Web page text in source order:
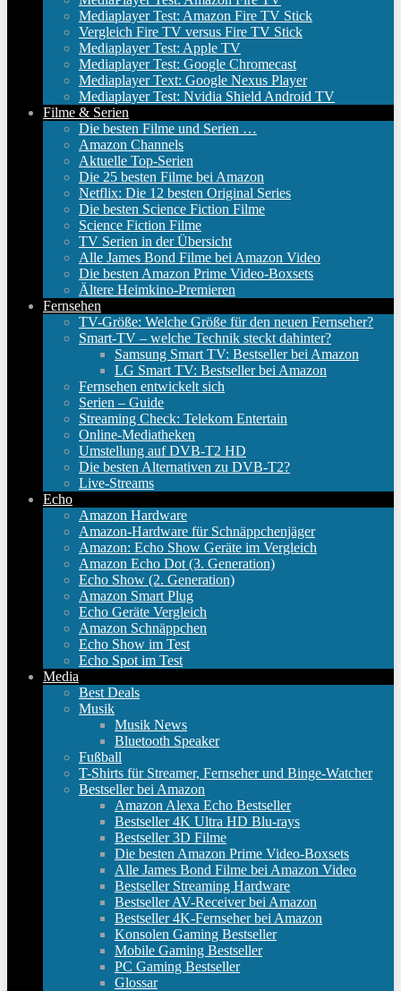
Mediaplayer Test: Amazon Fire TV Stick
Vergleich Fire TV versus Fire TV Stick
Mediaplayer Test: Apple TV
Mediaplayer Test: Google Chromecast
Mediaplayer Text: Google Nexus Player
Mediaplayer Test: Nvidia Shield Android TV
Filme & Serien
Die besten Filme und Serien …
Amazon Channels
Aktuelle Top-Serien
Die 25 besten Filme bei Amazon
Netflix: Die 12 besten Original Series
Die besten Science Fiction Filme
Science Fiction Filme
TV Serien in der Übersicht
Alle James Bond Filme bei Amazon Video
Die besten Amazon Prime Video-Boxsets
Ältere Heimkino-Premieren
Fernsehen
TV-Größe: Welche Größe für den neuen Fernseher?
Smart-TV – welche Technik steckt dahinter?
Samsung Smart TV: Bestseller bei Amazon
LG Smart TV: Bestseller bei Amazon
Fernsehen entwickelt sich
Serien – Guide
Streaming Check: Telekom Entertain
Online-Mediatheken
Umstellung auf DVB-T2 HD
Die besten Alternativen zu DVB-T2?
Live-Streams
Echo
Amazon Hardware
Amazon-Hardware für Schnäppchenjäger
Amazon: Echo Show Geräte im Vergleich
Amazon Echo Dot (3. Generation)
Echo Show (2. Generation)
Amazon Smart Plug
Echo Geräte Vergleich
Amazon Schnäppchen
Echo Show im Test
Echo Spot im Test
Media
Best Deals
Musik
Musik News
Bluetooth Speaker
Fußball
T-Shirts für Streamer, Fernseher und Binge-Watcher
Bestseller bei Amazon
Amazon Alexa Echo Bestseller
Bestseller 4K Ultra HD Blu-rays
Bestseller 3D Filme
Die besten Amazon Prime Video-Boxsets
Alle James Bond Filme bei Amazon Video
Bestseller Streaming Hardware
Bestseller AV-Receiver bei Amazon
Bestseller 4K-Fernseher bei Amazon
Konsolen Gaming Bestseller
Mobile Gaming Bestseller
PC Gaming Bestseller
Glossar